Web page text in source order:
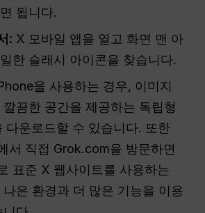
됩니다.
: X 모바일 앱을 열고 화면 맨 아
한 슬래시 아이콘을 찾습니다.
을 사용하는 경우, 이미지
끔한 공간을 제공하는 독립형
다운로드할 수 있습니다. 또한
서 직접 Grok.com을 방문하면
표준 X 웹사이트를 사용하는
나은 환경과 더 많은 기능을 이용